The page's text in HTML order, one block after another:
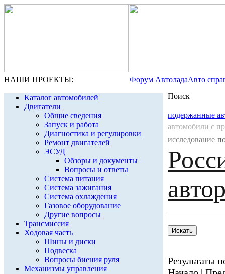
НАШИ ПРОЕКТЫ: Форум АвтоладаАвто
Каталог автомобилей
Двигатели
Общие сведения
Запуск и работа
Диагностика и регулировки
Ремонт двигателей
ЭСУД
Обзоры и документы
Вопросы и ответы
Система питания
Система зажигания
Система охлаждения
Газовое оборудование
Другие вопросы
Трансмиссия
Ходовая часть
Шины и диски
Подвеска
Вопросы биения руля
Механизмы управления
Поиск
подержанные
автомобили с
исследование
Результаты